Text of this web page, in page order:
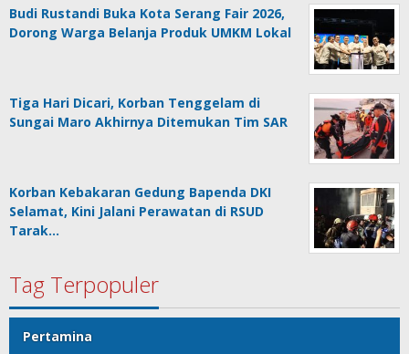
Budi Rustandi Buka Kota Serang Fair 2026,
Dorong Warga Belanja Produk UMKM Lokal
Tiga Hari Dicari, Korban Tenggelam di
Sungai Maro Akhirnya Ditemukan Tim SAR
Korban Kebakaran Gedung Bapenda DKI
Selamat, Kini Jalani Perawatan di RSUD
Tarak…
Tag Terpopuler
Pertamina